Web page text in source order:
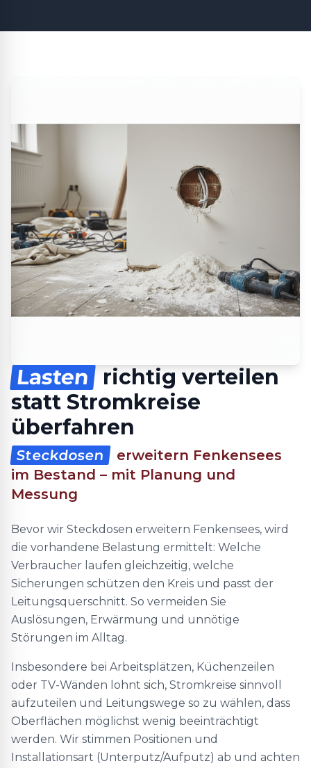
Lasten
richtig verteilen
statt Stromkreise
überfahren
Steckdosen
erweitern Fenkensees
im Bestand – mit Planung und
Messung
Bevor wir Steckdosen erweitern Fenkensees, wird
die vorhandene Belastung ermittelt: Welche
Verbraucher laufen gleichzeitig, welche
Sicherungen schützen den Kreis und passt der
Leitungsquerschnitt. So vermeiden Sie
Auslösungen, Erwärmung und unnötige
Störungen im Alltag.
Insbesondere bei Arbeitsplätzen, Küchenzeilen
oder TV-Wänden lohnt sich, Stromkreise sinnvoll
aufzuteilen und Leitungswege so zu wählen, dass
Oberflächen möglichst wenig beeinträchtigt
werden. Wir stimmen Positionen und
Installationsart (Unterputz/Aufputz) ab und achten